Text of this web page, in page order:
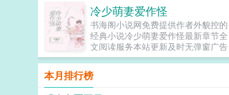
谅解！★PS本书全本免费！★又PS
老怒已完成混在国企也逍遥，全书
200多万字！★再PS本书已买断，请
朋友们放心收藏阅读！老怒感激不
尽！读者群81404363...
看小说她是他不露身份的妻子，受尽
恩宠，她以为她是陆擎心尖宠，然而
一纸协议，她滚蛋出门，大雨滂沱的
夜里，陆擎亲手葬送了她的孩子数年
后她平淡归来，陆擎又步步紧逼，一
点一点折磨她...
冷少萌妻爱作怪
书海阁小说网免费提供作者外貌控的
经典小说冷少萌妻爱作怪最新章节全
文阅读服务本站更新及时无弹窗广告
欢迎光临wwwshgtw观看小说跨越空
间的局限，只为和你再续前缘。...
本月排行榜